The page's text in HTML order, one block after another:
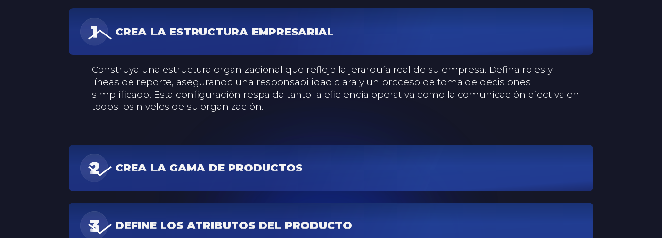
CREA LA ESTRUCTURA EMPRESARIAL
Construya una estructura organizacional que refleje la jerarquía real de su empresa. Defina roles y
líneas de reporte, asegurando una responsabilidad clara y un proceso de toma de decisiones
simplificado. Esta configuración respalda tanto la eficiencia operativa como la comunicación efectiva en
todos los niveles de su organización.
CREA LA GAMA DE PRODUCTOS
DEFINE LOS ATRIBUTOS DEL PRODUCTO